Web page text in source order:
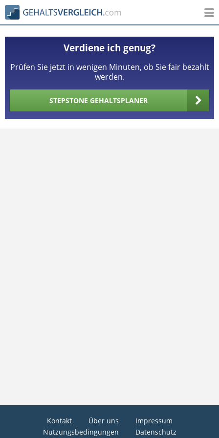
Verdiene ich genug?
Prüfen Sie jetzt in wenigen Minuten, ob Sie fair bezahlt
werden.
STEPSTONE GEHALTSPLANER
Kontakt Über uns
Impressum
Nutzungsbedingungen
Datenschutz